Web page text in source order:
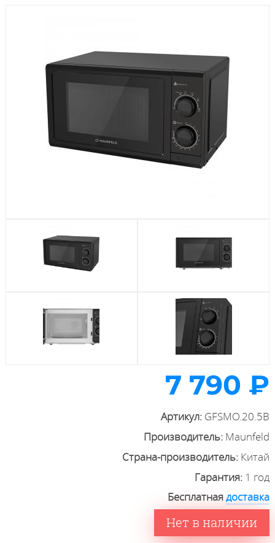
Холодильники
7 790 ₽
Артикул: GFSMO.20.5B
Производитель: Maunfeld
Страна-производитель: Китай
Гарантия: 1 год
Бесплатнаядоставка
Нет в наличии